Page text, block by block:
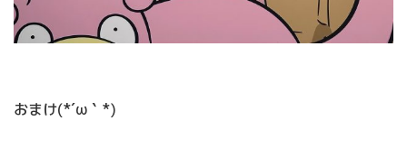
おまけ(*´ω｀*)